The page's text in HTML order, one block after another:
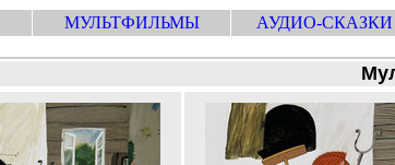
МУЛЬТФИЛЬМЫ АУДИО-СКАЗКИ